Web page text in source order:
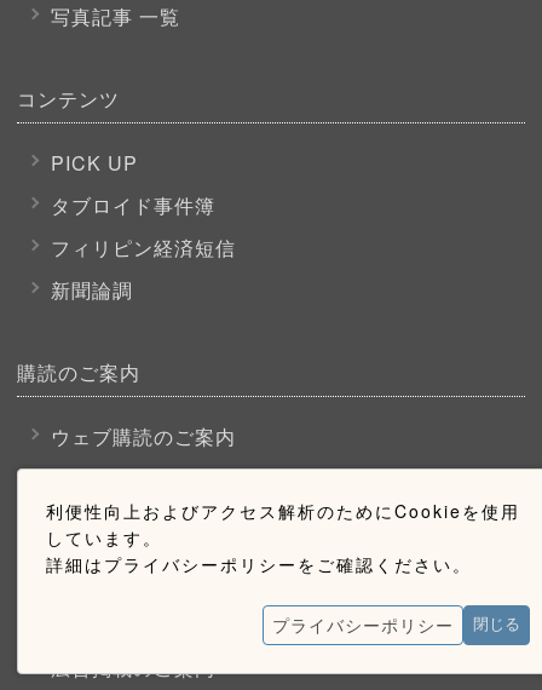
利便性向上およびアクセス解析のためにCookieを使用
しています。
詳細はプライバシーポリシーをご確認ください。
プライバシーポリシー 閉じる
写真記事 一覧
コンテンツ
PICK UP
タブロイド事件簿
フィリピン経済短信
新聞論調
購読のご案内
ウェブ購読のご案内
お問い合わせ
採用情報
広告掲載のご案内